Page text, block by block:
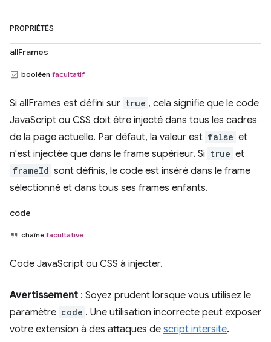
PROPRIÉTÉS
allFrames
booléen facultatif
Si allFrames est défini sur true , cela signifie que le code
JavaScript ou CSS doit être injecté dans tous les cadres
de la page actuelle. Par défaut, la valeur est false et
n'est injectée que dans le frame supérieur. Si true et
frameId sont définis, le code est inséré dans le frame
sélectionné et dans tous ses frames enfants.
code
chaîne facultative
Code JavaScript ou CSS à injecter.
Avertissement : Soyez prudent lorsque vous utilisez le
paramètre code . Une utilisation incorrecte peut exposer
votre extension à des attaques de script intersite.